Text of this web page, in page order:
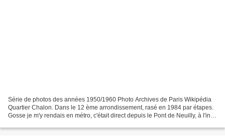
Série de photos des années 1950/1960 Photo Archives de Paris Wikipédia
Quartier Chalon. Dans le 12 ème arrondissement, rasé en 1984 par étapes.
Gosse je m'y rendais en métro, c'était direct depuis le Pont de Neuilly, à l'insu